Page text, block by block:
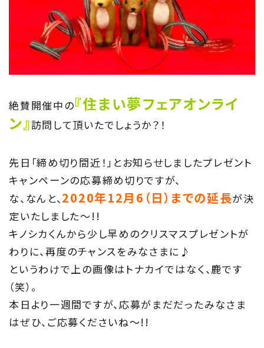
Concept
ウッド・コミュ二ケーション
Philosophy
Members
Project
私たちの取り組み
Information
家づくりに役立つ情報
Maintenance
家のメンテナンス
絶賛開催中の『住まい夢フェアオンライ
ン』訪問して頂いたでしょうか？！
先日「締め切り間近！」とお知らせしましたプレゼント
キャンペーンの応募締め切りですが、
な、なんと、2020年12月6（日）までの延長が決
定いたしました〜!!
キノシカくんから少し早めのクリスマスプレゼントが
わりに、再度のチャンスをみなさまに♪
というわけで上の画像はトナカイではなく、鹿です
（笑）。
本日より一週間ですが、応募がまだだったみなさま
はぜひ、ご応募くださいね〜!!